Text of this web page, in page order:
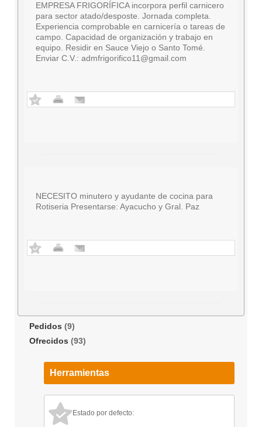
EMPRESA FRIGORÍFICA incorpora perfil carnicero
para sector atado/desposte. Jornada completa.
Experiencia comprobable en carnicería o tareas de
campo. Capacidad de organización y trabajo en
equipo. Residir en Sauce Viejo o Santo Tomé.
Enviar C.V.: admfrigorifico11@gmail.com
NECESITO minutero y ayudante de cocina para
Rotiseria Presentarse: Ayacucho y Gral. Paz
Pedidos (9)
Ofrecidos (93)
Herramientas
Estado por defecto: